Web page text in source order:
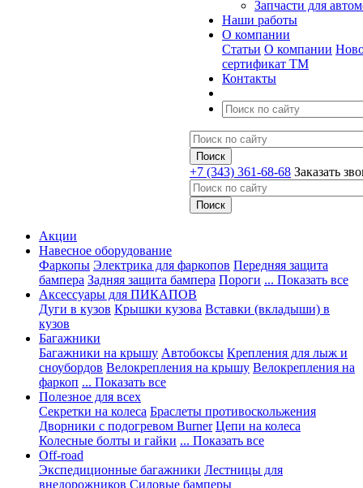
Запчасти для
Наши работы
О компании
Статьи О компании
сертификат ТМ
Контакты
+7 (343) 361-68-68 Заказать
Акции
Навесное оборудование
Фаркопы Электрика для фаркопов Передняя защита
бампера Задняя защита бампера Пороги ... Показать все
Аксессуары для ПИКАПОВ
Дуги в кузов Крышки кузова Вставки (вкладыши) в
кузов
Багажники
Багажники на крышу Автобоксы Крепления для лыж и
сноубордов Велокрепления на крышу Велокрепления на
фаркоп ... Показать все
Полезное для всех
Секретки на колеса Браслеты противоскольжения
Дворники с подогревом Burner Цепи на колеса
Колесные болты и гайки ... Показать все
Off-road
Экспедиционные багажники Лестницы для
внедорожников Силовые бамперы